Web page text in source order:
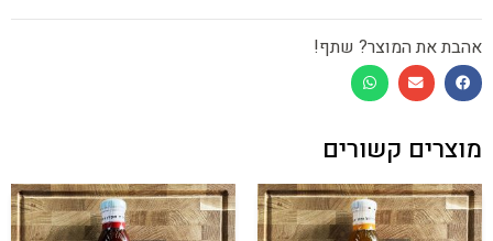
אהבת את המוצר? שתף!
מוצרים קשורים